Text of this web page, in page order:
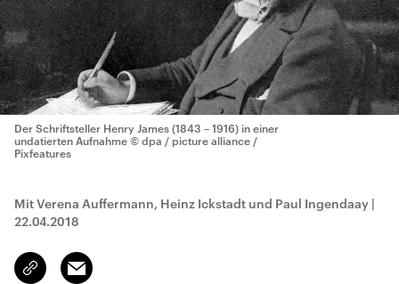
Der Schriftsteller Henry James (1843 – 1916) in einer
undatierten Aufnahme © dpa / picture alliance /
Pixfeatures
Mit Verena Auffermann, Heinz Ickstadt und Paul Ingendaay |
22.04.2018
Link
kopieren/teilen
Email